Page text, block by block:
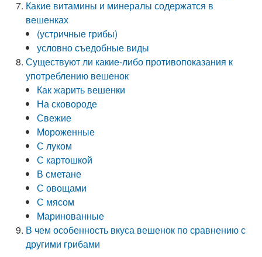
Какие витамины и минералы содержатся в
вешенках
(устричные грибы)
условно съедобные виды
Существуют ли какие-либо противопоказания к
употреблению вешенок
Как жарить вешенки
На сковороде
Свежие
Мороженные
С луком
С картошкой
В сметане
С овощами
С мясом
Маринованные
В чем особенность вкуса вешенок по сравнению с
другими грибами